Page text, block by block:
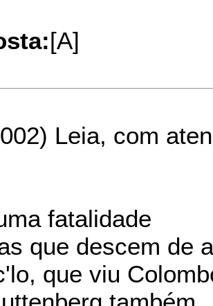
[A]
Leia, com
fatalidade
que descem de
que viu